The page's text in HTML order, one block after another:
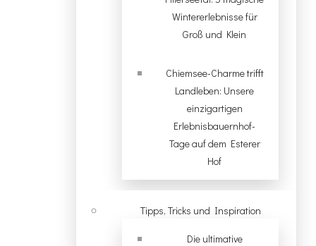
Wintererlebnisse für
Groß und Klein
Chiemsee-Charme trifft
Landleben: Unsere
einzigartigen
Erlebnisbauernhof-
Tage auf dem Esterer
Hof
Tipps, Tricks und Inspiration
Die ultimative